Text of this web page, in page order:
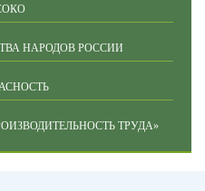
НАРОДОВ РОССИИ
ТРУДА»